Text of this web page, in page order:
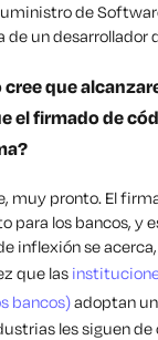
de
de un desarrollador
cree que
el firmado de
muy pronto. El
para los bancos, y
inflexión se
que las
bancos)adoptan
les siguen de